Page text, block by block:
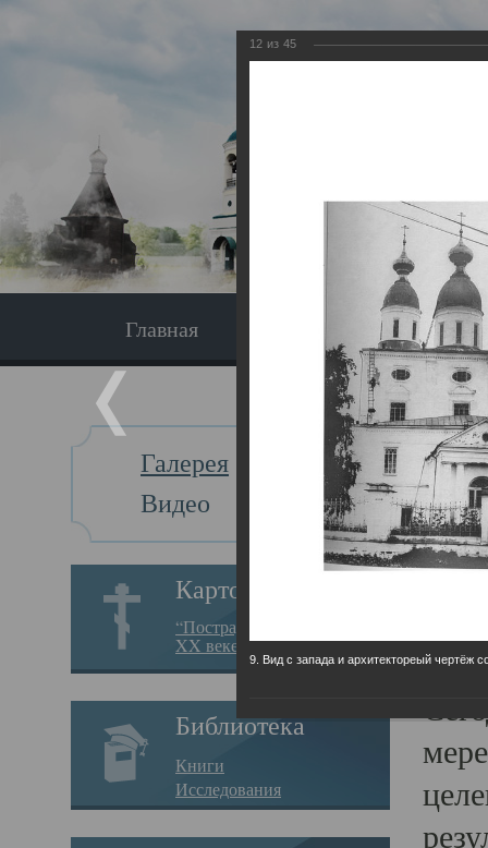
Главная Экскурсия
Галерея
Видео
Картотека
“Пострадавшие за веру в
XX веке на Севере”
Библиотека
Книги
Исследования
Главная
12 из 45
9. Вид с запада и архитектореый чертёж